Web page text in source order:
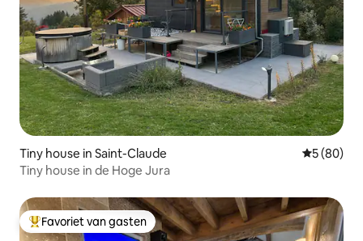
Tiny house in Saint-Claude
5 (80)
Tiny house in de Hoge Jura
Topfavoriet van gasten
Favoriet van gasten